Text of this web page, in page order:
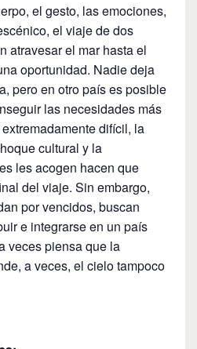
el gesto, las emociones,
el viaje de dos
atravesar el mar hasta el
oportunidad. Nadie deja
pero en otro país es posible
las necesidades más
difícil, la
cultural y la
les acogen hacen que
del viaje. Sin embargo,
por vencidos, buscan
e integrarse en un país
veces piensa que la
a veces, el cielo tampoco